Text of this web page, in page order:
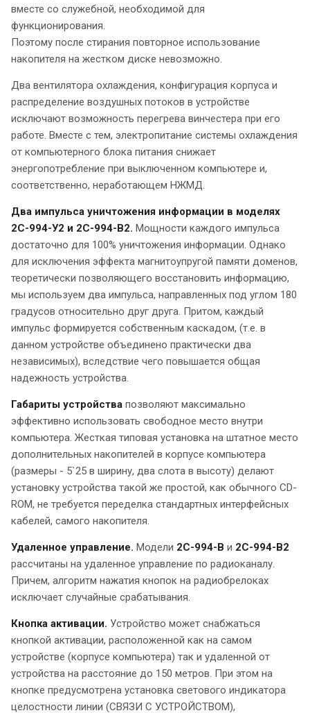
вместе со служебной, необходимой для
функционирования.
Поэтому после стирания повторное использование
накопителя на жестком диске невозможно.
Два вентилятора охлаждения, конфигурация корпуса и
распределение воздушных потоков в устройстве
исключают возможность перегрева винчестера при его
работе. Вместе с тем, электропитание системы охлаждения
от компьютерного блока питания снижает
энергопотребление при выключенном компьютере и,
соответственно, неработающем НЖМД.
Два импульса уничтожения информации в моделях
2С-994-У2 и 2С-994-В2. Мощности каждого импульса
достаточно для 100% уничтожения информации. Однако
для исключения эффекта магнитоупругой памяти доменов,
теоретически позволяющего восстановить информацию,
мы используем два импульса, направленных под углом 180
градусов относительно друг друга. Притом, каждый
импульс формируется собственным каскадом, (т.е. в
данном устройстве объединено практически два
независимых), вследствие чего повышается общая
надежность устройства.
Габариты устройства позволяют максимально
эффективно использовать свободное место внутри
компьютера. Жесткая типовая установка на штатное место
дополнительных накопителей в корпусе компьютера
(размеры - 5`25 в ширину, два слота в высоту) делают
установку устройства такой же простой, как обычного CD-
ROM, не требуется переделка стандартных интерфейсных
кабелей, самого накопителя.
Удаленное управление. Модели 2С-994-В и 2С-994-В2
рассчитаны на удаленное управление по радиоканалу.
Причем, алгоритм нажатия кнопок на радиобрелоках
исключает случайные срабатывания.
Кнопка активации. Устройство может снабжаться
кнопкой активации, расположенной как на самом
устройстве (корпусе компьютера) так и удаленной от
устройства на расстояние до 150 метров. При этом на
кнопке предусмотрена установка светового индикатора
целостности линии (СВЯЗИ С УСТРОЙСТВОМ),